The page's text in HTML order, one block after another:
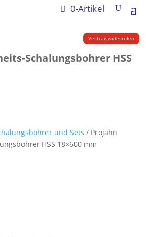
0-Artikel
Vertrag widerrufen
Schalungsbohrer HSS
und Sets / Projahn
HSS 18×600 mm